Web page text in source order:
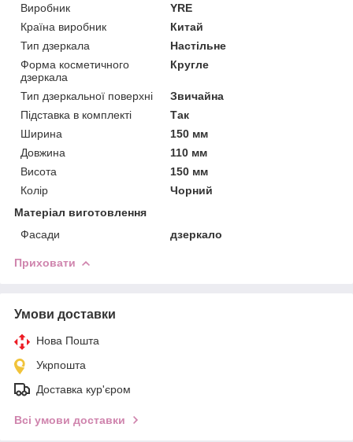
Виробник
YRE
Країна виробник
Китай
Тип дзеркала
Настільне
Форма косметичного
дзеркала
Кругле
Тип дзеркальної поверхні
Звичайна
Підставка в комплекті
Так
Ширина
150 мм
Довжина
110 мм
Висота
150 мм
Колір
Чорний
Матеріал виготовлення
Фасади
дзеркало
Приховати
Умови доставки
Нова Пошта
Укрпошта
Доставка кур'єром
Всі умови доставки